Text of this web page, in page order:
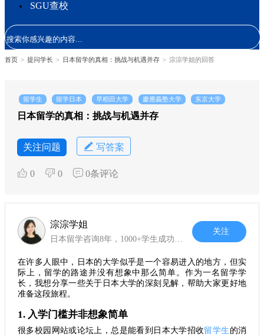
SGU查校
首页 > 提问学长 > 日本留学的真相：挑战与机遇并存 > 淙淙学姐的回答
留学生 留学日本 早稻田大学 慶應義塾大学 东京大学
日本留学的真相：挑战与机遇并存
关注问题 写答案
0 0 0条评论
淙淙学姐
日本留学咨询8年，1000+学生成功赴日
关注
在许多人眼中，日本的大学似乎是一个容易进入的地方，但实
际上，留学的路途并没有想象中那么简单。作为一名留学学
长，我想分享一些关于日本大学的深刻见解，帮助大家更好地
准备这段旅程。
1. 入学门槛并非想象简单
很多校园网站或论坛上，总是能看到日本大学招收留学生 的消